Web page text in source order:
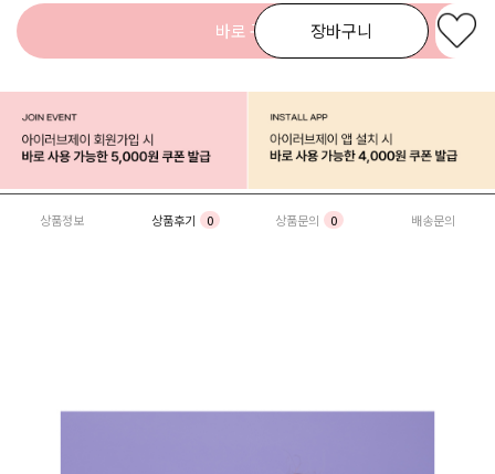
장바구니
바로 구매
상품정보 상품후기 0 상품문의 0 배송문의